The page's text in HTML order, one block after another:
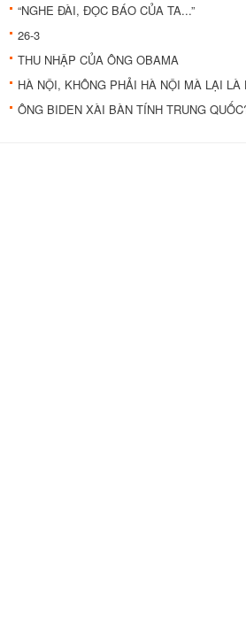
“NGHE ĐÀI, ĐỌC BÁO CỦA TA...”
26-3
THU NHẬP CỦA ÔNG OBAMA
HÀ NỘI, KHÔNG PHẢI HÀ NỘI MÀ LẠI LÀ
ÔNG BIDEN XÀI BÀN TÍNH TRUNG